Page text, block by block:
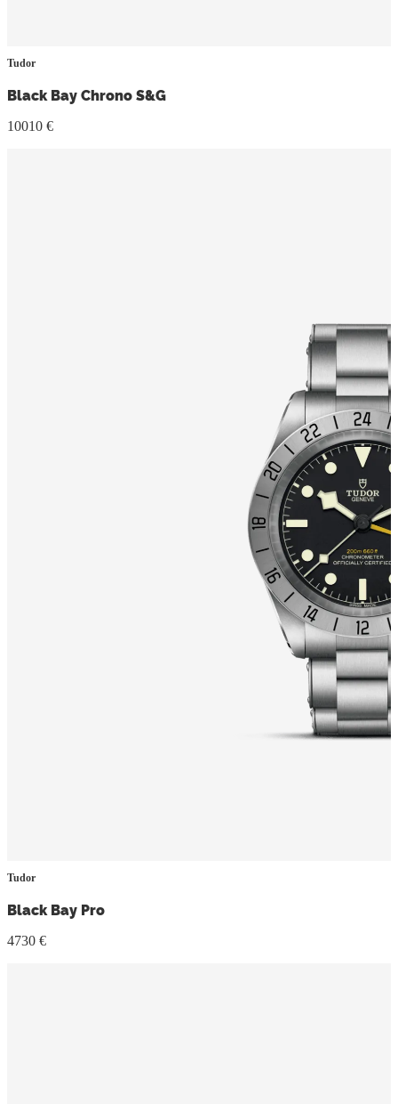
Tudor
Black Bay Chrono S&G
10010 €
Tudor
Black Bay Pro
4730 €